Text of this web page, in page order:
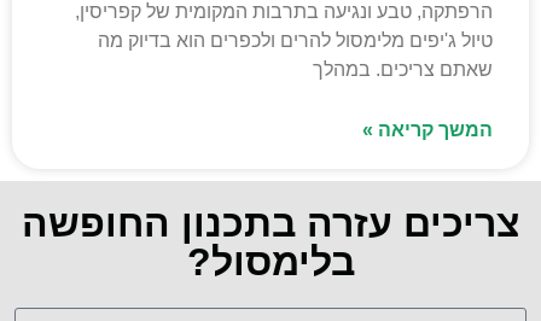
הרפתקה, טבע ונגיעה בתרבות המקומית של קפריסין,
טיול ג'יפים מלימסול להרים ולכפרים הוא בדיוק מה
שאתם צריכים. במהלך
המשך קריאה »
צריכים עזרה בתכנון החופשה
בלימסול?